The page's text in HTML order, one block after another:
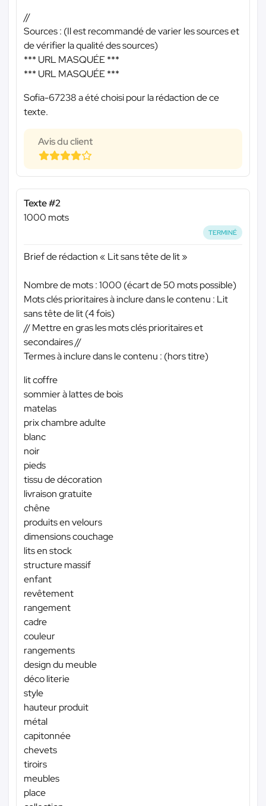
//
Sources : (Il est recommandé de varier les sources et
de vérifier la qualité des sources)
*** URL MASQUÉE ***
*** URL MASQUÉE ***
Sofia-67238 a été choisi pour la rédaction de ce
texte.
Avis du client
Texte #2
1000 mots
TERMINÉ
Brief de rédaction « Lit sans tête de lit »
Nombre de mots : 1000 (écart de 50 mots possible)
Mots clés prioritaires à inclure dans le contenu : Lit
sans tête de lit (4 fois)
// Mettre en gras les mots clés prioritaires et
secondaires //
Termes à inclure dans le contenu : (hors titre)
lit coffre
sommier à lattes de bois
matelas
prix chambre adulte
blanc
noir
pieds
tissu de décoration
livraison gratuite
chêne
produits en velours
dimensions couchage
lits en stock
structure massif
enfant
revêtement
rangement
cadre
couleur
rangements
design du meuble
déco literie
style
hauteur produit
métal
capitonnée
chevets
tiroirs
meubles
place